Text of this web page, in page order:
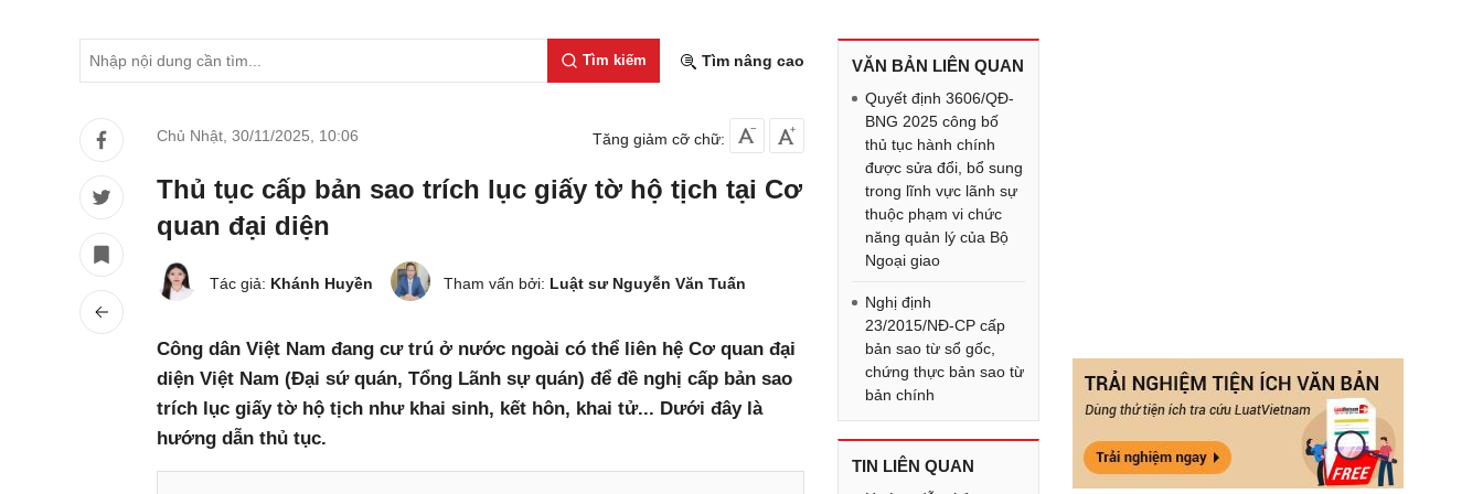
Tìm kiếm Tìm nâng cao
Chủ Nhật, 30/11/2025 10:06 Tăng giảm cỡ chữ:
Thủ tục cấp bản sao trích lục giấy tờ hộ tịch tại Cơ
quan đại diện
Tác giả: Khánh Huyền Tham vấn bởi: Luật sư Nguyễn Văn Tuấn
Công dân Việt Nam đang cư trú ở nước ngoài có thể liên hệ Cơ quan đại
diện Việt Nam (Đại sứ quán, Tổng Lãnh sự quán) để đề nghị cấp bản sao
trích lục giấy tờ hộ tịch như khai sinh, kết hôn, khai tử... Dưới đây là
hướng dẫn thủ tục.
VĂN BẢN LIÊN QUAN
Quyết định 3606/QĐ-
BNG 2025 công bố
thủ tục hành chính
được sửa đổi, bổ sung
trong lĩnh vực lãnh sự
thuộc phạm vi chức
năng quản lý của Bộ
Ngoại giao
Nghị định
23/2015/NĐ-CP cấp
bản sao từ sổ gốc,
chứng thực bản sao từ
bản chính
TIN LIÊN QUAN